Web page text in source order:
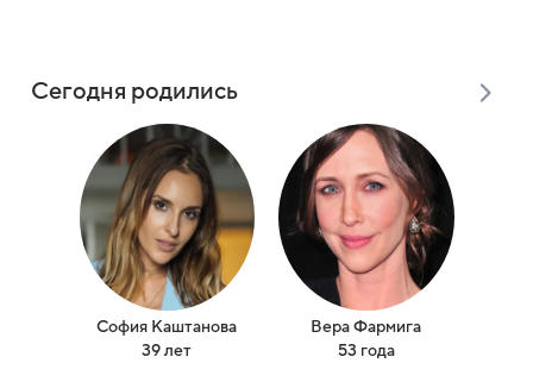
Сегодня родились
София Каштанова
39 лет
Вера Фармига
53 года